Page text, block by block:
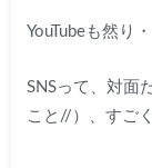
YouTubeも然り・
SNSって、対面
こと//）、すご